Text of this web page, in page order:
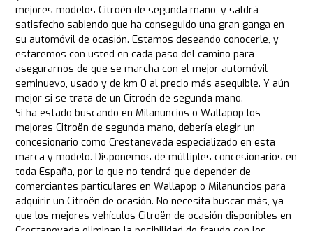
mejores modelos Citroën de segunda mano, y saldrá
satisfecho sabiendo que ha conseguido una gran ganga en
su automóvil de ocasión. Estamos deseando conocerle, y
estaremos con usted en cada paso del camino para
asegurarnos de que se marcha con el mejor automóvil
seminuevo, usado y de km 0 al precio más asequible. Y aún
mejor si se trata de un Citroën de segunda mano.
Si ha estado buscando en Milanuncios o Wallapop los
mejores Citroën de segunda mano, debería elegir un
concesionario como Crestanevada especializado en esta
marca y modelo. Disponemos de múltiples concesionarios en
toda España, por lo que no tendrá que depender de
comerciantes particulares en Wallapop o Milanuncios para
adquirir un Citroën de ocasión. No necesita buscar más, ya
que los mejores vehículos Citroën de ocasión disponibles en